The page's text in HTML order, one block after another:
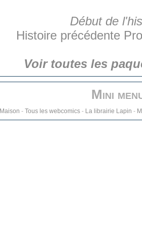
Début de
Histoire précédente
Voir toutes les
Mini
Maison - Tous les webcomics- La librairie Lapin -